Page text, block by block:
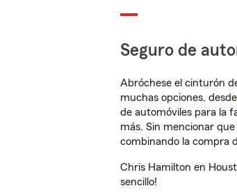
Seguro de
Abróchese el cinturón
muchas opciones, desde
de automóviles para la
más. Sin mencionar
combinando la compra
Chris Hamilton en
sencillo!